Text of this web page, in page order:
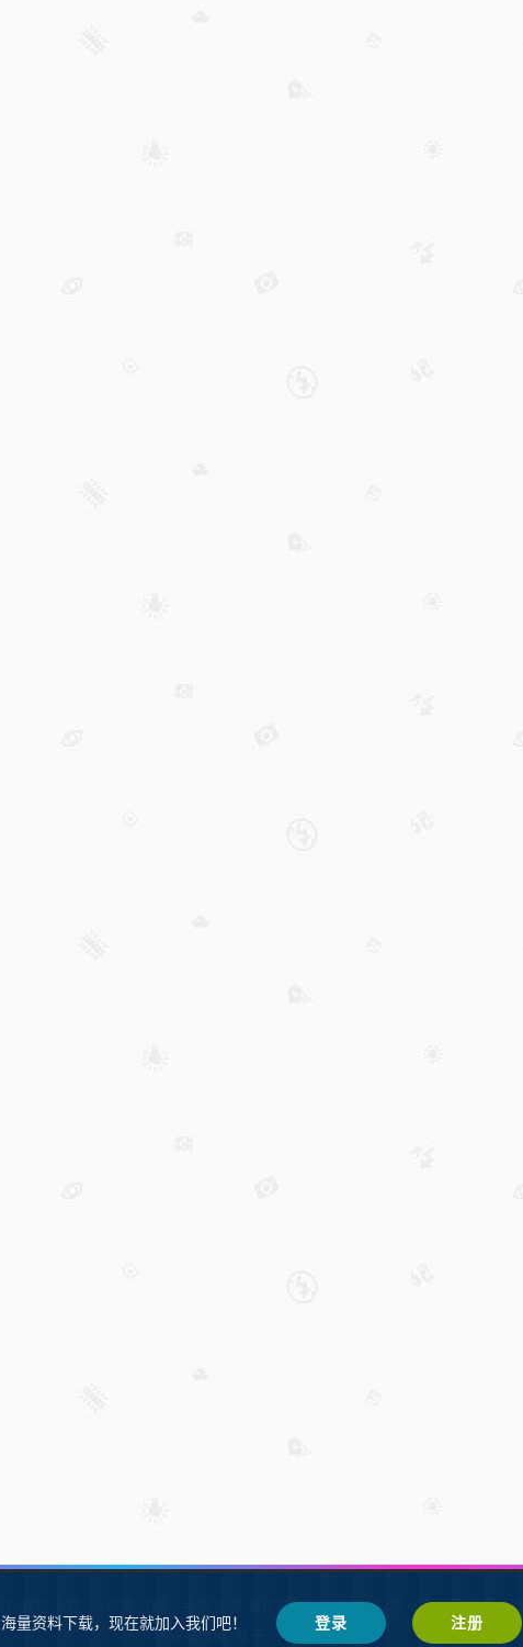
鲁ICP备2021002287号-1鲁公网安备
SW自学网 Z-BlogPHP 搭建
海量资料下载，现在就加入我们吧！ 登录 注册